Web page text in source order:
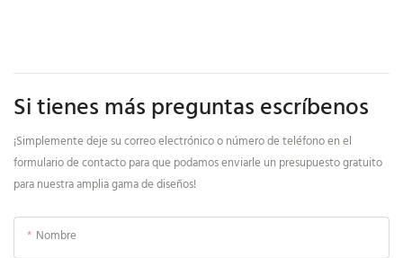
Si tienes más preguntas escríbenos
¡Simplemente deje su correo electrónico o número de teléfono en el
formulario de contacto para que podamos enviarle un presupuesto gratuito
para nuestra amplia gama de diseños!
Nombre